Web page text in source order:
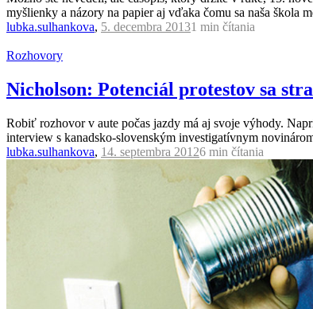
myšlienky a názory na papier aj vďaka čomu sa naša škola
lubka.sulhankova, 5. decembra 20131 min čítania
Rozhovory
Nicholson: Potenciál protestov sa
Robiť rozhovor v aute počas jazdy má aj svoje výhody.
interview s kanadsko-slovenským investigatívnym
lubka.sulhankova, 14. septembra 20126 min čítania